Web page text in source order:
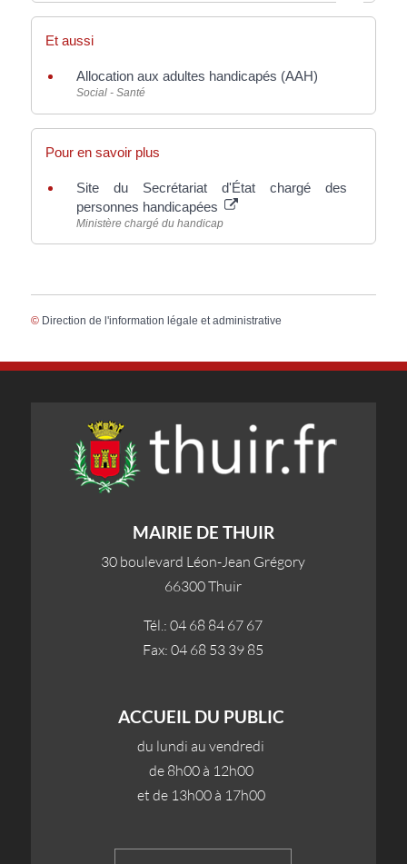
Et aussi
Allocation aux adultes handicapés (AAH)
Social - Santé
Pour en savoir plus
Site du Secrétariat d'État chargé des
personnes handicapées
Ministère chargé du handicap
© Direction de l'information légale et administrative
MAIRIE DE THUIR
30 boulevard Léon-Jean Grégory
66300 Thuir
Tél.: 04 68 84 67 67
Fax: 04 68 53 39 85
ACCUEIL DU PUBLIC
du lundi au vendredi
de 8h00 à 12h00
et de 13h00 à 17h00